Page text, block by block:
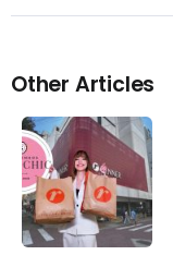
Other Articles